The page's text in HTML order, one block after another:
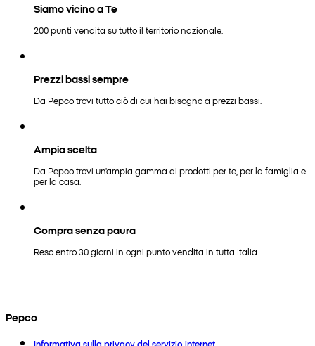
Siamo vicino a Te
200 punti vendita su tutto il territorio nazionale.
Prezzi bassi sempre
Da Pepco trovi tutto ciò di cui hai bisogno a prezzi bassi.
Ampia scelta
Da Pepco trovi un'ampia gamma di prodotti per te, per la famiglia e
per la casa.
Compra senza paura
Reso entro 30 giorni in ogni punto vendita in tutta Italia.
Pepco
Informativa sulla privacy del servizio internet